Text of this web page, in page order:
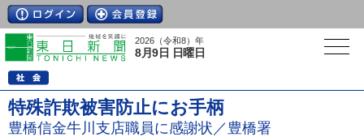
2026（令和8）年
8月9日 日曜日
特殊詐欺被害防止にお手柄
豊橋信金牛川支店職員に感謝状／豊橋署